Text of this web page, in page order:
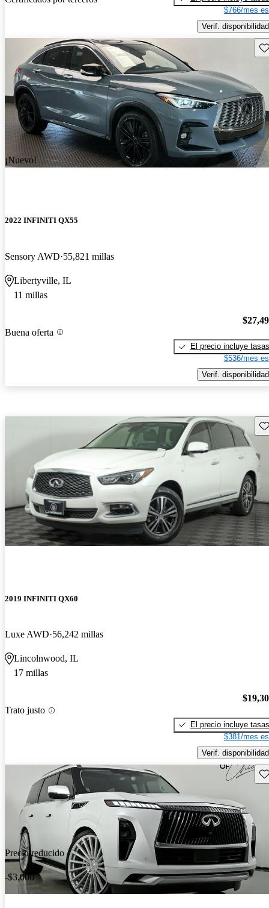
$766/mes
Verif. disponibilidad
¡Nuevo!
2022 INFINITI QX55
Sensory AWD 55,821 millas
Libertyville, IL
11 millas
Buena oferta
El precio incluye tasas
$536/mes
Verif. disponibilidad
2019 INFINITI QX60
Luxe AWD 56,242 millas
Lincolnwood, IL
17 millas
Trato justo
El precio incluye tasas
$381/mes
Verif. disponibilidad
Precio reducido
-$3,000